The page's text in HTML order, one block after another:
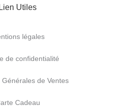
Lien Utiles
légales
de confidentialité
de Ventes
Cadeau